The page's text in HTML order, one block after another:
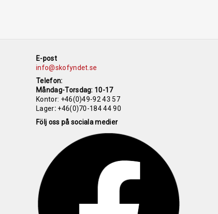
E-post
info@skofyndet.se
Telefon:
Måndag-Torsdag: 10-17
Kontor: +46(0)49-92 43 57
Lager:+46(0)70-184 44 90
Följ oss på sociala medier